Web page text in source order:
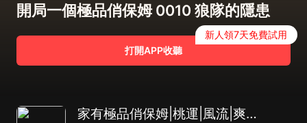
開局一個極品俏保姆 0010 狼隊的隱患
打開APP收聽
新人領7天免費試用
家有極品俏保姆|桃運|風流|爽文|復仇|香豔